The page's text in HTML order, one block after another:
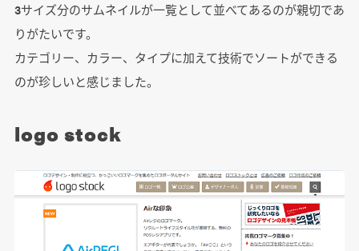
3サイズ分のサムネイルが一覧として並べてあるのが親切であ
りがたいです。
カテゴリー、カラー、タイプに加えて技術でソートができる
のが珍しいと感じました。
logo stock